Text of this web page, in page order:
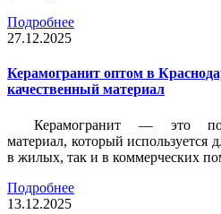
Подробнее
27.12.2025
Керамогранит оптом в
качественный материал
Керамогранит — это
материал, который используется
в жилых, так и в коммерческих
Подробнее
13.12.2025